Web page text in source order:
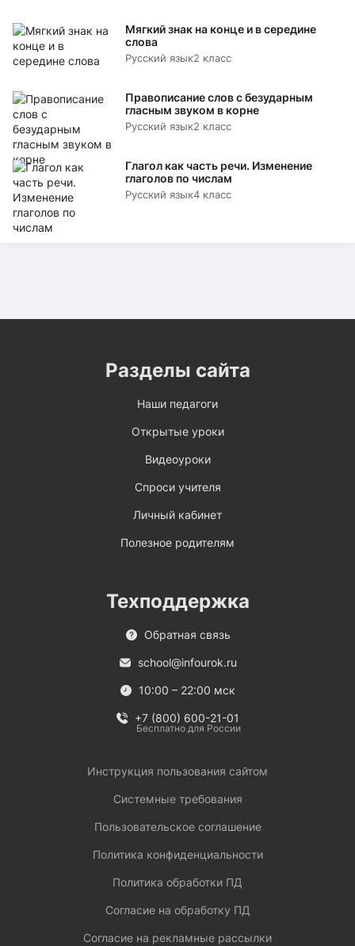
Мягкий знак на конце и в середине
слова
Русский язык2 класс
Правописание слов с безударным
гласным звуком в корне
Русский язык2 класс
Глагол как часть речи. Изменение
глаголов по числам
Русский язык4 класс
Разделы сайта
Наши педагоги
Открытые уроки
Видеоуроки
Спроси учителя
Личный кабинет
Полезное родителям
Техподдержка
Обратная связь
school@infourok.ru
10:00 – 22:00 мск
+7 (800) 600-21-01
Бесплатно для России
Инструкция пользования сайтом
Системные требования
Пользовательское соглашение
Политика конфиденциальности
Политика обработки ПД
Согласие на обработку ПД
Согласие на рекламные рассылки